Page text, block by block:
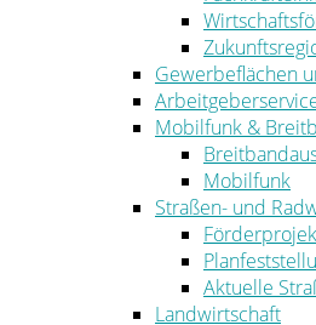
Gewerbeflächen
Mobilfunk &
Mobilfunk
Straßen- und
Aktuelle
Landwirtschaft